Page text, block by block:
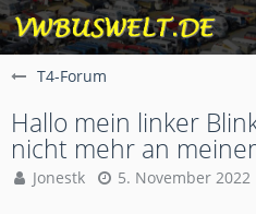
T4-Forum
Hallo mein linker
nicht mehr an
Jonestk 5. November 2022